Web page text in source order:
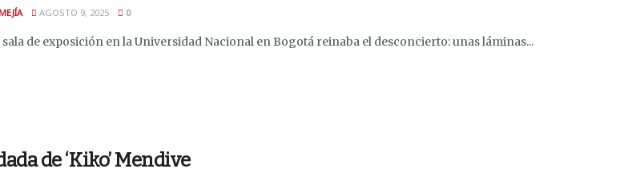
AGOSTO 9, 2025 0
sala de exposición en la Universidad Nacional en Bogotá reinaba el desconcierto: unas láminas...
de ‘Kiko’ Mendive